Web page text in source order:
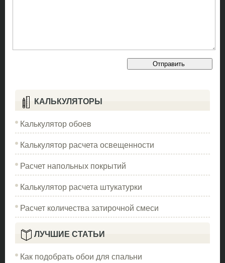
КАЛЬКУЛЯТОРЫ
Калькулятор обоев
Калькулятор расчета освещенности
Расчет напольных покрытий
Калькулятор расчета штукатурки
Расчет количества затирочной смеси
ЛУЧШИЕ СТАТЬИ
Как подобрать обои для спальни